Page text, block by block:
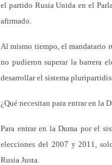
el partido Rusia Unida en el
afirmado.
Al mismo tiempo, el mandatario
no pudieron superar la barrera
desarrollar el sistema
¿Qué necesitan para entrar en la
Para entrar en la Duma por el
elecciones del 2007 y 2011,
Rusia Justa.